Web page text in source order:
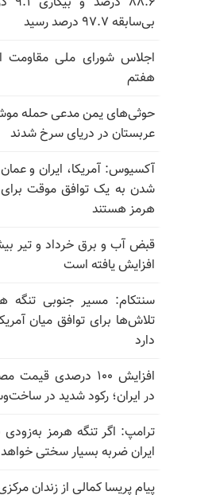
بی‌سابقه ۹۷.۷ درصد رسید
اجلاس شورای ملی مقاومت
هفتم
حوثی‌های یمن مدعی حمله
عربستان در دریای سرخ شدند
آکسیوس: آمریکا، ایران و
شدن به یک توافق موقت برای
هرمز هستند
افزایش یافته است
سنتکام: مسیر جنوبی تنگه
تلاش‌ها برای توافق میان
دارد
افزایش ۱۰۰ درصدی
در ایران؛ رکود شدید در
ترامپ: اگر تنگه هرمز به‌زودی
ایران ضربه بسیار سختی
پیام پریسا کمالی از زندان